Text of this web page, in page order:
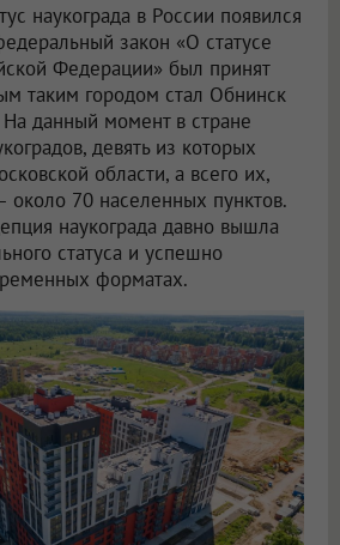
наукограда в России появился
закон «О статусе
Федерации» был принят
таким городом стал Обнинск
данный момент в стране
девять из которых
области, а всего их,
70 населенных пунктов.
наукограда давно вышла
статуса и успешно
форматах.